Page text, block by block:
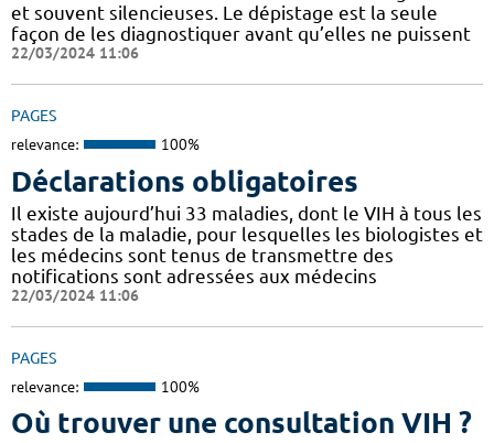
et souvent silencieuses. Le dépistage est la seule
façon de les diagnostiquer avant qu’elles ne puissent
22/03/2024 11:06
PAGES
relevance: 100%
Déclarations obligatoires
Il existe aujourd’hui 33 maladies, dont le VIH à tous les
stades de la maladie, pour lesquelles les biologistes et
les médecins sont tenus de transmettre des
notifications sont adressées aux médecins
22/03/2024 11:06
PAGES
relevance: 100%
Où trouver une consultation VIH ?